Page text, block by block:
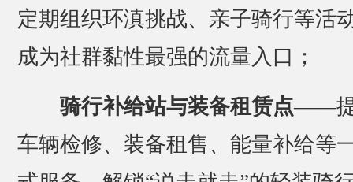
定期组织环滇挑战、亲子骑行等活
成为社群黏性最强的流量入口；
骑行补给站与装备租赁点——
车辆检修、装备租售、能量补给等